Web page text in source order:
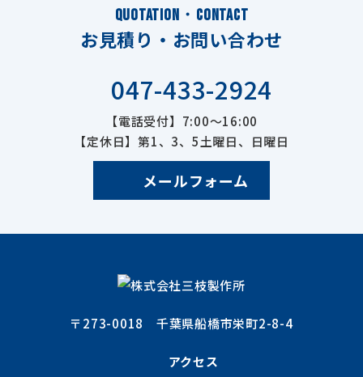
QUOTATION・CONTACT
お見積り・お問い合わせ
047-433-2924
【電話受付】7:00～16:00
【定休日】第1、3、5土曜日、日曜日
メールフォーム
〒273-0018 千葉県船橋市栄町2-8-4
アクセス